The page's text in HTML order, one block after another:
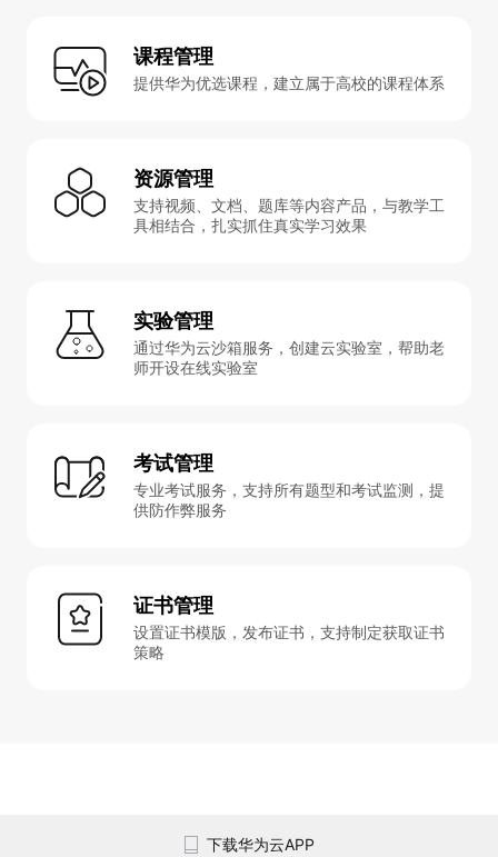
课程管理
提供华为优选课程，建立属于高校的课程体系
资源管理
支持视频、文档、题库等内容产品，与教学工
具相结合，扎实抓住真实学习效果
实验管理
通过华为云沙箱服务，创建云实验室，帮助老
师开设在线实验室
考试管理
专业考试服务，支持所有题型和考试监测，提
供防作弊服务
证书管理
设置证书模版，发布证书，支持制定获取证书
策略
下载华为云APP